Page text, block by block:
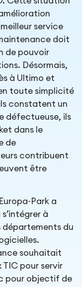
service
doit
de pouvoir
Désormais,
à Ultimo et
toute simplicité
constatent un
défectueuse, ils
dans le
de
contribuent
être
Park a
à
départements du
souhaitait
TIC pour servir
pour objectif de